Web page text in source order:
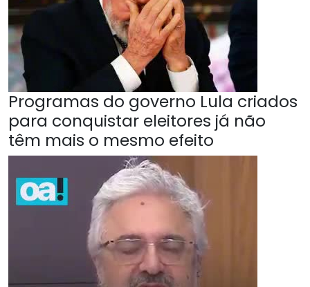
Programas do governo Lula criados
para conquistar eleitores já não
têm mais o mesmo efeito